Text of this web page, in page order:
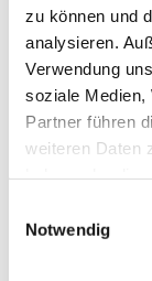
zu können und
analysieren.
Verwendung
soziale Medien,
Partner führen
weiteren Daten
Notwendig
großer
Betrieb
der
Vorstellungen
beinhalten